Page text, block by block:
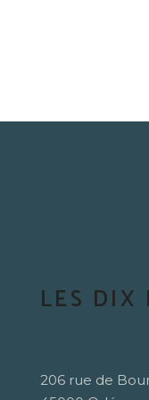
LES DIX
206 rue de